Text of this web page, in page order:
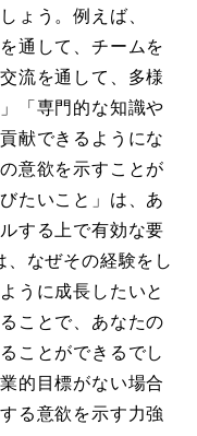
ょう。例えば、
通して、チームを
流を通して、多様
「専門的な知識や
献できるようにな
意欲を示すことが
たいこと」は、あ
する上で有効な要
なぜその経験をし
うに成長したいと
ことで、あなたの
ことができるでし
的目標がない場合
る意欲を示す力強